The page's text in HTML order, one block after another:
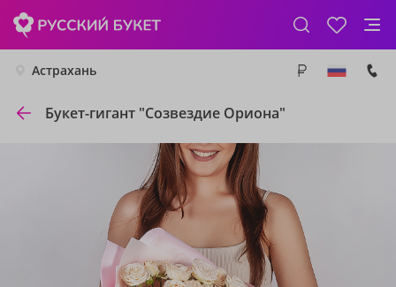
Астрахань
Букет-гигант "Созвездие Ориона"